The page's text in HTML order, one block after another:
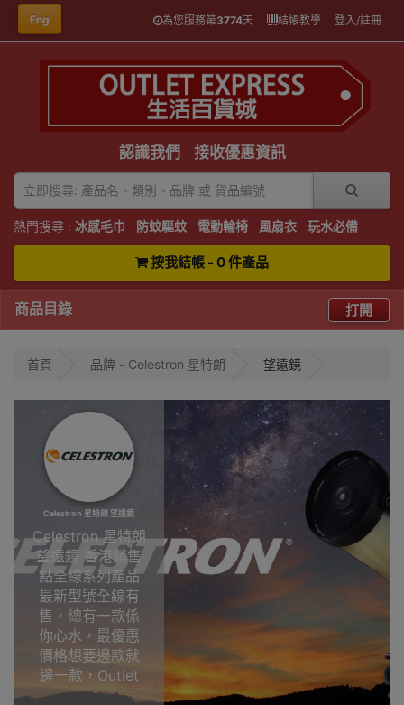
Eng 為您服務第3774天 結帳教學 登入/註冊
認識我們 接收優惠資訊
熱門搜尋 : 冰感毛巾 防蚊驅蚊 電動輪椅 風扇衣 玩水必備
按我結帳 - 0 件產品
商品目錄 打開
首頁 品牌 - Celestron 星特朗 望遠鏡
Celestron 星特朗 望遠鏡
Celestron 星特朗
望遠鏡 香港銷售
點全線系列產品
最新型號全線有
售，總有一款係
你心水，最優惠
價格想要邊款就
邊一款，Outlet
Express HK香港